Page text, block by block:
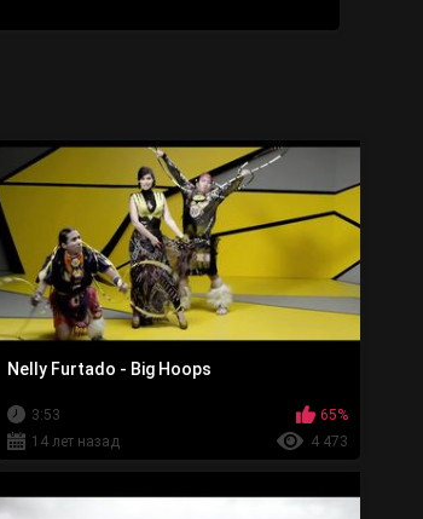
Nelly Furtado - Big Hoops
3:53
65%
14 лет назад
4 473